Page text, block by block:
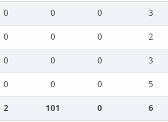
0 0 0
3
0 0 0
2
0 0 0
3
0 0 0
5
2 101 0
6